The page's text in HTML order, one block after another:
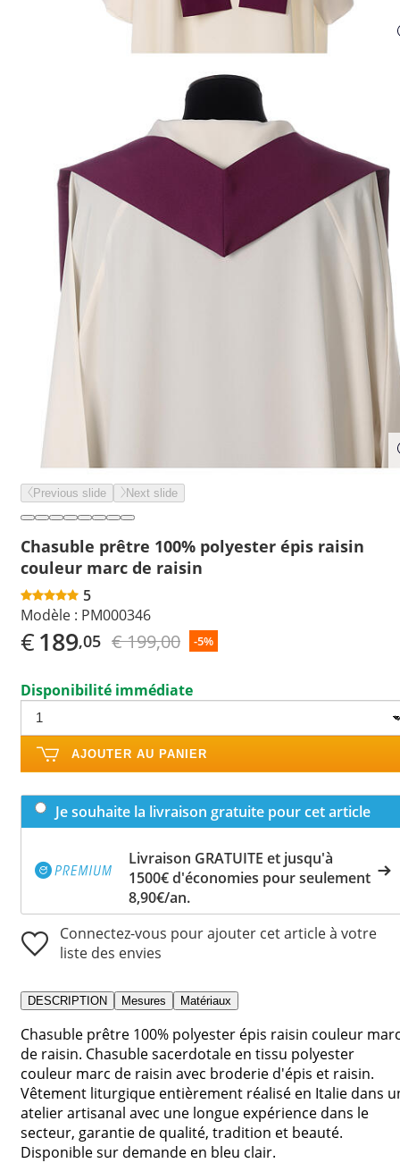
Previous slide Next slide
Chasuble prêtre 100% polyester épis raisin
couleur marc de raisin
5
Modèle : PM000346
€189,05 € 199,00 -5%
Disponibilité immédiate
AJOUTER AU PANIER
Je souhaite la livraison gratuite pour cet article
Livraison GRATUITE et jusqu'à
1500€ d'économies pour seulement
8,90€/an.
Connectez-vous pour ajouter cet article à votre
liste des envies
DESCRIPTION Mesures Matériaux
Chasuble prêtre 100% polyester épis raisin couleur
de raisin. Chasuble sacerdotale en tissu polyester
couleur marc de raisin avec broderie d'épis et raisin.
Vêtement liturgique entièrement réalisé en Italie dans
atelier artisanal avec une longue expérience dans le
secteur, garantie de qualité, tradition et beauté.
Disponible sur demande en bleu clair.